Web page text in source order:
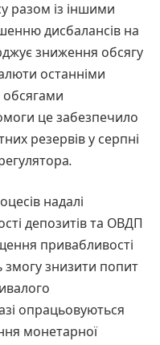
разом із іншими
дисбалансів на
зниження обсягу
останніми
обсягами
це забезпечило
резервів у серпні
надалі
депозитів та ОВДП
привабливості
знизити попит
опрацьовуються
монетарної